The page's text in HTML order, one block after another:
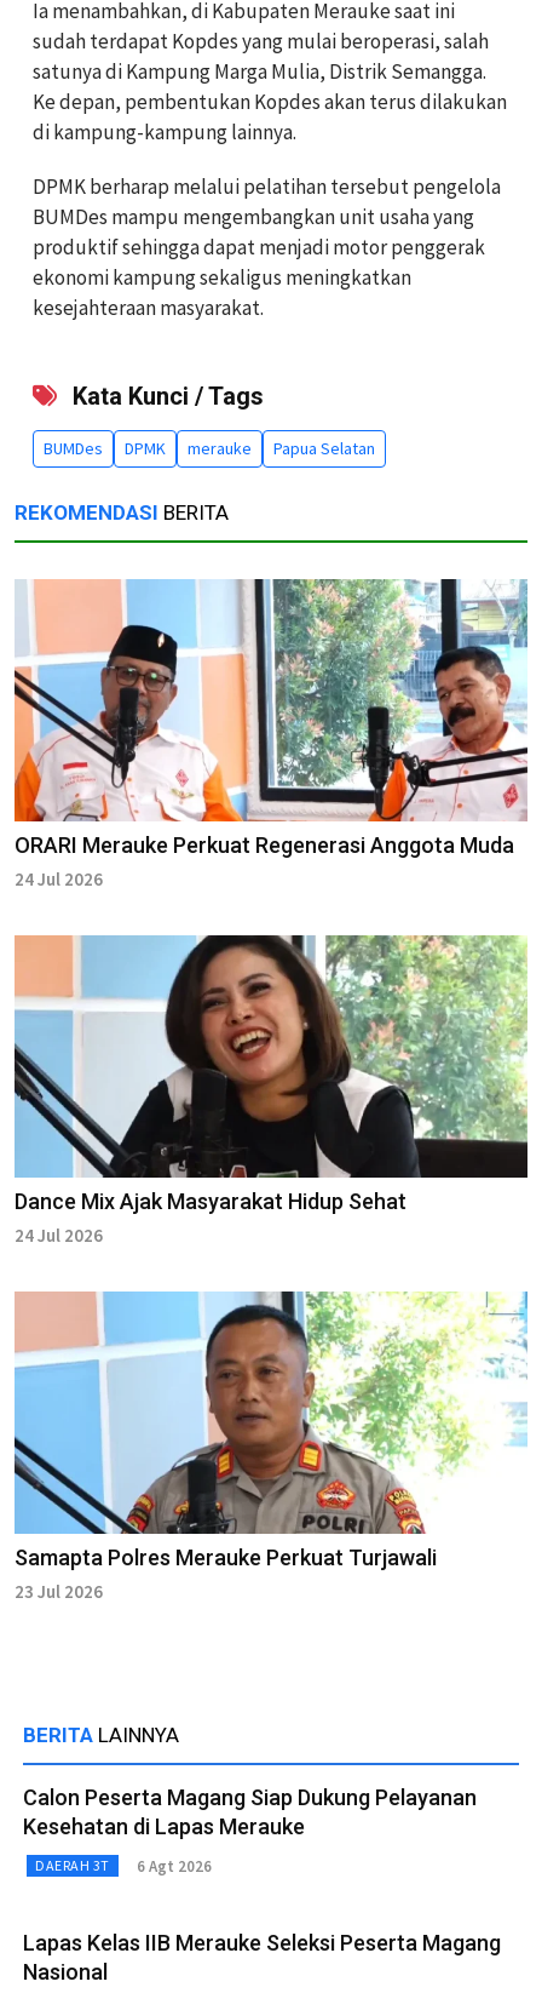
Ia menambahkan, di Kabupaten Merauke saat ini
sudah terdapat Kopdes yang mulai beroperasi, salah
satunya di Kampung Marga Mulia, Distrik Semangga.
Ke depan, pembentukan Kopdes akan terus dilakukan
di kampung-kampung lainnya.
DPMK berharap melalui pelatihan tersebut pengelola
BUMDes mampu mengembangkan unit usaha yang
produktif sehingga dapat menjadi motor penggerak
ekonomi kampung sekaligus meningkatkan
kesejahteraan masyarakat.
Kata Kunci / Tags
BUMDes DPMK merauke Papua Selatan
REKOMENDASI BERITA
ORARI Merauke Perkuat Regenerasi Anggota Muda
24 Jul 2026
Dance Mix Ajak Masyarakat Hidup Sehat
24 Jul 2026
Samapta Polres Merauke Perkuat Turjawali
23 Jul 2026
BERITA LAINNYA
Calon Peserta Magang Siap Dukung Pelayanan
Kesehatan di Lapas Merauke
DAERAH 3T 6 Agt 2026
Lapas Kelas IIB Merauke Seleksi Peserta Magang
Nasional